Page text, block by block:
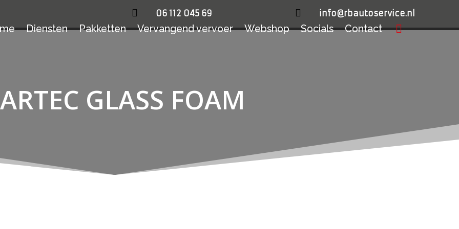
 06 112 045 69  info@rbautoservice.nl
Diensten Pakketten Vervangend vervoer Webshop Socials Contact
GLASS FOAM